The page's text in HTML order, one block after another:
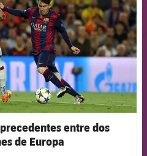
entre dos
de Europa